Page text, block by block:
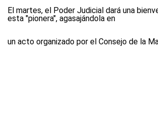
El martes, el Poder Judicial dará una
esta "pionera", agasajándola en
un acto organizado por el Consejo de la